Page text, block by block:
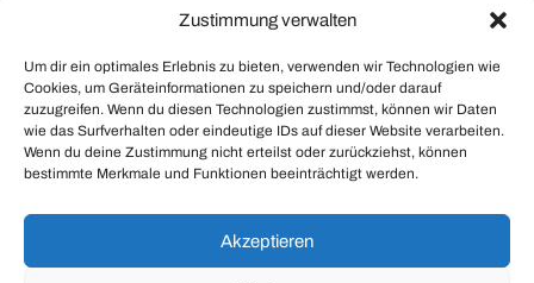
Zustimmung verwalten
Um dir ein optimales Erlebnis zu bieten, verwenden wir Technologien wie
Cookies, um Geräteinformationen zu speichern und/oder darauf
zuzugreifen. Wenn du diesen Technologien zustimmst, können wir Daten
wie das Surfverhalten oder eindeutige IDs auf dieser Website verarbeiten.
Wenn du deine Zustimmung nicht erteilst oder zurückziehst, können
bestimmte Merkmale und Funktionen beeinträchtigt werden.
Akzeptieren